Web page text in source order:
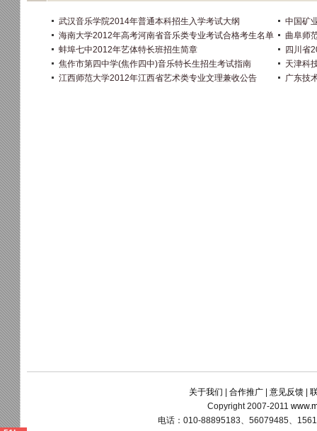
武汉音乐学院2014年普通本科招生入学考试大纲
中国矿
海南大学2012年高考河南省音乐类专业考试合格考生名单
曲阜师
蚌埠七中2012年艺体特长班招生简章
四川省
焦作市第四中学(焦作四中)音乐特长生招生考试指南
天津科
江西师范大学2012年江西省艺术类专业文理兼收公告
广东技
关于我们 合作推广| 意见反馈|
Copyright 2007-2011
电话：010-88895183、56079485、